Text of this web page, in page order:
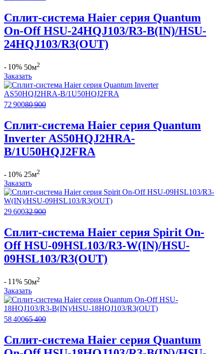
Сплит-система Haier серия Quantum
On-Off HSU-24HQJ103/R3-B(IN)/HSU-
24HQJ103/R3(OUT)
- 10% 50м2
Заказать
72 90080 900
Сплит-система Haier серия Quantum
Inverter AS50HQJ2HRA-
B/1U50HQJ2FRA
- 10% 25м2
Заказать
29 60032 900
Сплит-система Haier серия Spirit On-
Off HSU-09HSL103/R3-W(IN)/HSU-
09HSL103/R3(OUT)
- 11% 50м2
Заказать
58 40065 400
Сплит-система Haier серия Quantum